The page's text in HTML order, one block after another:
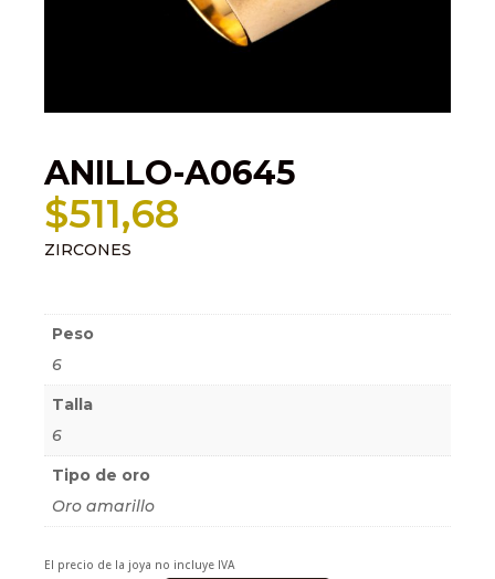
ANILLO-A0645
$511,68
ZIRCONES
Peso
6
Talla
6
Tipo de oro
Oro amarillo
El precio de la joya no incluye IVA